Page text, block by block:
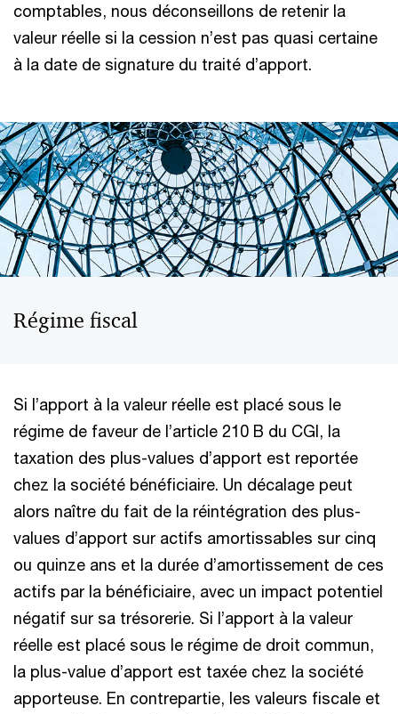
comptables, nous déconseillons de retenir la
valeur réelle si la cession n’est pas quasi certaine
à la date de signature du traité d’apport.
Régime fiscal
Si l’apport à la valeur réelle est placé sous le
régime de faveur de l’article 210 B du CGI, la
taxation des plus-values d’apport est reportée
chez la société bénéficiaire. Un décalage peut
alors naître du fait de la réintégration des plus-
values d’apport sur actifs amortissables sur cinq
ou quinze ans et la durée d’amortissement de ces
actifs par la bénéficiaire, avec un impact potentiel
négatif sur sa trésorerie. Si l’apport à la valeur
réelle est placé sous le régime de droit commun,
la plus-value d’apport est taxée chez la société
apporteuse. En contrepartie, les valeurs fiscale et